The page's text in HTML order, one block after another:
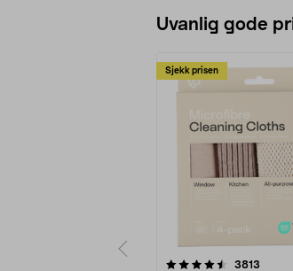
Uvanlig gode
Sjekk prisen
3813
4.5av 5